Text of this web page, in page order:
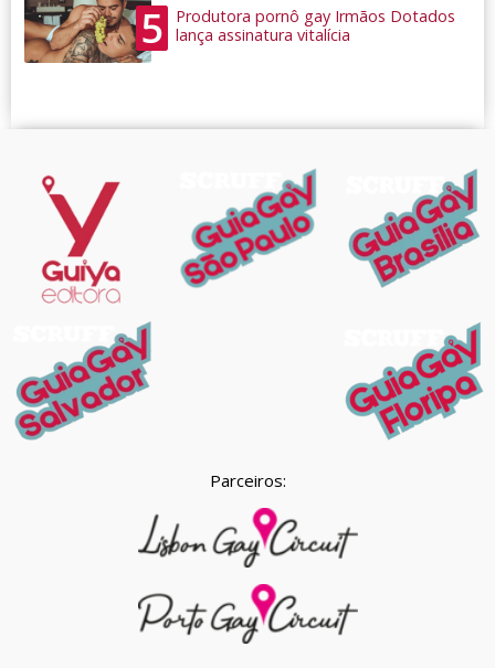
5
Produtora pornô gay Irmãos Dotados
lança assinatura vitalícia
Parceiros: